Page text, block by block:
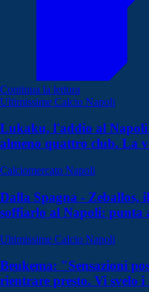
Continua la lettura
Ultimissime Calcio Napoli
Lukaku, l'addio al Napoli
almeno quattro club. La
Calciomercato Napoli
Dalla Spagna - Zeballos,
soffiarlo al Napoli: punta
Ultimissime Calcio Napoli
Beukema: "Sensazioni
rientrare presto. Vi svelo